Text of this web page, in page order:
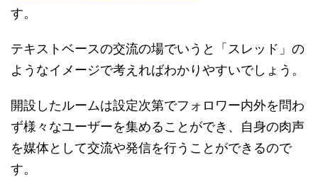
す。
テキストベースの交流の場でいうと「スレッド」の
ようなイメージで考えればわかりやすいでしょう。
開設したルームは設定次第でフォロワー内外を問わ
ず様々なユーザーを集めることができ、自身の肉声
を媒体として交流や発信を行うことができるので
す。